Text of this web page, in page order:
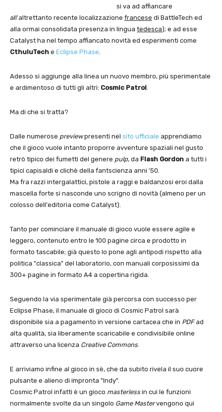
si va ad affiancare
all'altrettanto recente localizzazione francese di BattleTech ed
alla ormai consolidata presenza in lingua tedesca); e ad esse
Catalyst ha nel tempo affiancato novità ed esperimenti come
CthuluTech e Eclipse Phase
Adesso si aggiunge alla linea un nuovo membro, più sperimentale
e ardimentoso di tutti gli altri: Cosmic Patrol
Ma di che si tratta?
Dalle numerose previewpresenti nel sito ufficiale apprendiamo
che il gioco vuole intanto proporre avventure spaziali nel gusto
retrò tipico dei fumetti del genere pulp, da Flash Gordon a tutti i
tipici capisaldi e clichè della fantscienza anni '50.
Ma fra razzi intergalattici, pistole a raggi e baldanzosi eroi dalla
mascella forte si nasconde uno scrigno di novità (almeno per un
colosso dell'editoria come Catalyst).
Tanto per cominciare il manuale di gioco vuole essere agile e
leggero, contenuto entro le 100 pagine circa e prodotto in
formato tascabile; già questo lo pone agli antipodi rispetto alla
politica "classica" del laboratorio, con manuali corposissimi da
300+ pagine in formato A4 a copertina rigida.
Seguendo la via sperimentale già percorsa con successo per
Eclipse Phase, il manuale di gioco di Cosmic Patrol sarà
disponibile sia a pagamento in versione cartacea che in PDFad
alta qualità, sia liberamente scaricabile e condivisibile online
attraverso una licenza Creative Commons
E arriviamo infine al gioco in sè, che da subito rivela il suo cuore
pulsante e alieno di impronta "Indy".
Cosmic Patrol infatti è un gioco masterless in cui le funzioni
normalmente svolte da un singolo Game Mastervengono qui